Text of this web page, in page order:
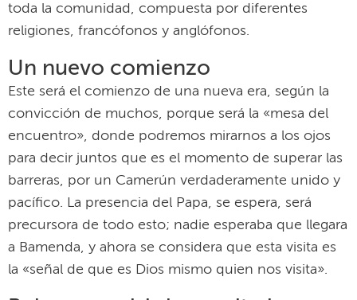
toda la comunidad, compuesta por diferentes
religiones, francófonos y anglófonos.
Un nuevo comienzo
Este será el comienzo de una nueva era, según la
convicción de muchos, porque será la «mesa del
encuentro», donde podremos mirarnos a los ojos
para decir juntos que es el momento de superar las
barreras, por un Camerún verdaderamente unido y
pacífico. La presencia del Papa, se espera, será
precursora de todo esto; nadie esperaba que llegara
a Bamenda, y ahora se considera que esta visita es
la «señal de que es Dios mismo quien nos visita».